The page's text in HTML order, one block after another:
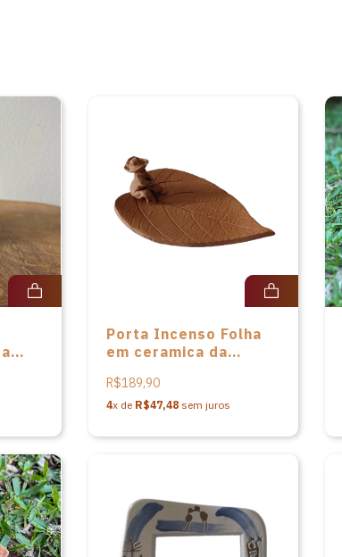
Porta Incenso Folha
em ceramica da
R$189,90
4x de R$47,48sem juros